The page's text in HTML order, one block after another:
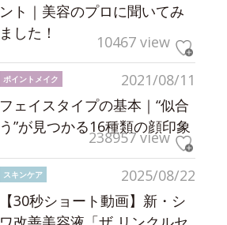
ント｜美容のプロに聞いてみ
ました！
10467 view
2021/08/11
ポイントメイク
フェイスタイプの基本｜“似合
う”が見つかる16種類の顔印象
238957 view
2025/08/22
スキンケア
【30秒ショート動画】新・シ